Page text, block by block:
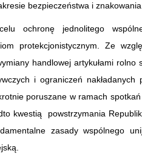
bezpieczeństwa i znakowania.
ochronę jednolitego
protekcjonistycznym. Ze
handlowej artykułami rolno
i ograniczeń nakładanych
poruszane w ramach
kwestią powstrzymania
zasady wspólnego